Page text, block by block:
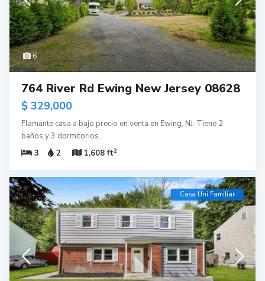
6
764 River Rd Ewing New Jersey 08628
$ 329,000
Flamante casa a bajo precio en venta en Ewing, NJ. Tiene 2
baños y 3 dormitorios.
3
2 1,608 ft2
Casa Uni Familiar